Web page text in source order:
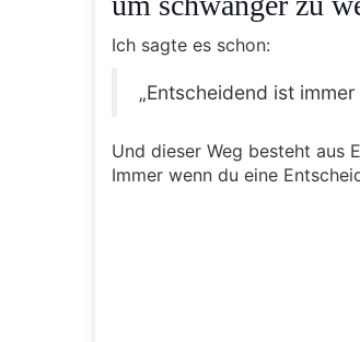
Ich sagte es schon:
„Entscheidend ist
Und dieser Weg besteht aus
Immer wenn du eine